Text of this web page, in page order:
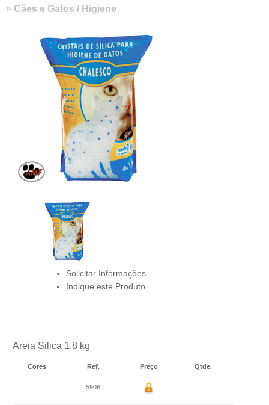
» Cães e Gatos / Higiene
Solicitar Informações
Indique este Produto
Areia Silica 1,8 kg
Cores Ref. Preço Qtde.
5908